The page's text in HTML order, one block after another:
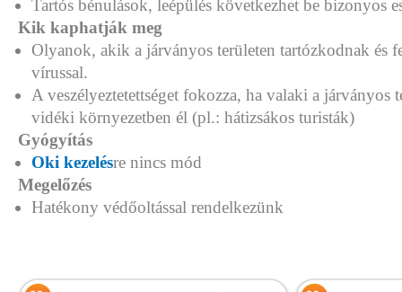
Tartós bénulások, leépülés következhet be bizonyos
Kik kaphatják meg
Olyanok, akik a járványos területen tartózkodnak és
vírussal.
A veszélyeztetettséget fokozza, ha valaki a járványos
vidéki környezetben él (pl.: hátizsákos turisták)
Gyógyítás
Oki kezelésre nincs mód
Megelőzés
Hatékony védőoltással rendelkezünk